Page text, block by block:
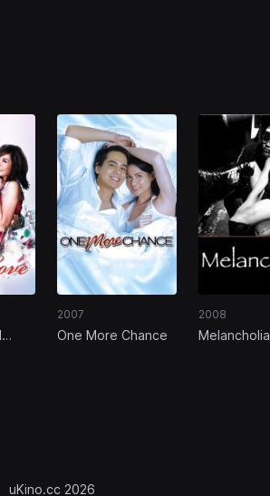
2007
One More Chance
2008
Melancholia
uKino.cc 2026